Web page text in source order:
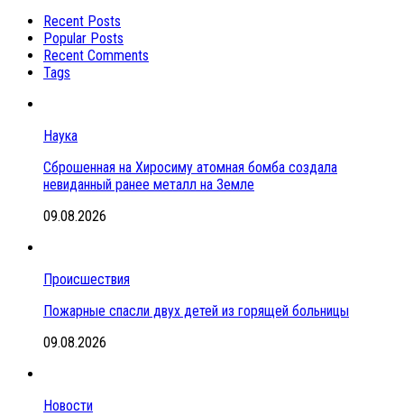
Recent Posts
Popular Posts
Recent Comments
Tags
Наука
Сброшенная на Хиросиму атомная бомба создала
невиданный ранее металл на Земле
09.08.2026
Происшествия
Пожарные спасли двух детей из горящей больницы
09.08.2026
Новости